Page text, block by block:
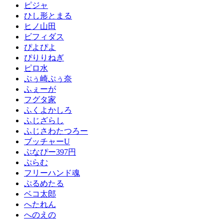
ピジャ
ひし形とまる
ヒノ山田
ビフィダス
ぴよぴよ
ぴりりねぎ
ピロ水
ぷぅ崎ぷぅ奈
ふぇーが
フグタ家
ふくよかしろ
ふじざらし
ふじさわたつろー
ブッチャーU
ぶなぴー397円
ぷらむ
フリーハンド魂
ぷるめたる
ベコ太郎
へたれん
へのえの